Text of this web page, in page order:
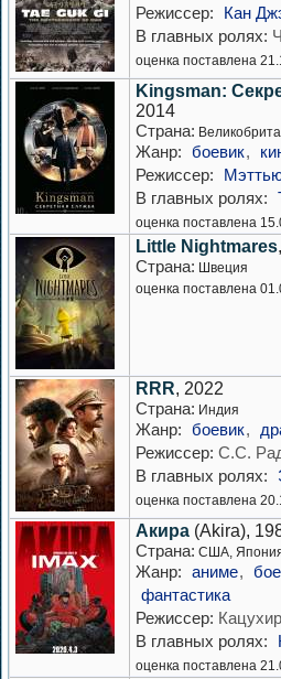
Режиссер:
Кан
В главных ролях:
оценка поставлена
Kingsman:
2014
Страна:
Жанр: боевик,
Режиссер:
В главных ролях:
оценка поставлена
Little Nightmares
Страна: Швеция
оценка поставлена
RRR, 2022
Страна: Индия
Жанр: боевик,
Режиссер: С.С.
В главных ролях:
оценка поставлена
Акира (Akira),
Страна: США,
Жанр: аниме,
фантастика
Режиссер:
В главных ролях:
оценка поставлена